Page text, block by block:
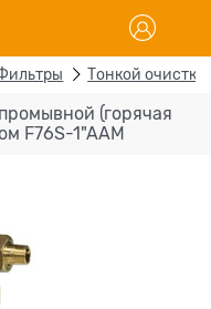
Тонкой очистки
(горячая
F76S-1"AAM